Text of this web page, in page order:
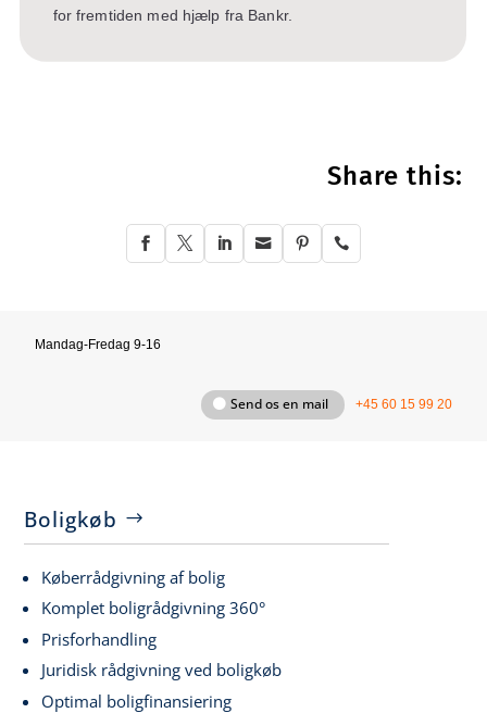
for fremtiden med hjælp fra Bankr.
Share this:
     
Mandag-Fredag 9-16
Send os en mail +45 60 15 99 20
Boligkøb
Køberrådgivning af bolig
Komplet boligrådgivning 360°
Prisforhandling
Juridisk rådgivning ved boligkøb
Optimal boligfinansiering